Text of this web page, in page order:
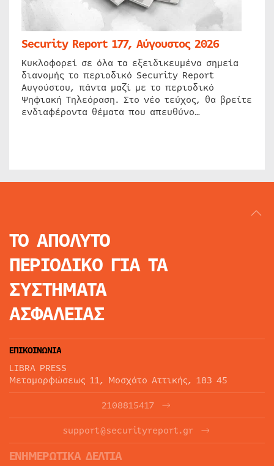
Security Report 177, Αύγουστος 2026
Κυκλοφορεί σε όλα τα εξειδικευμένα σημεία
διανομής το περιοδικό Security Report
Αυγούστου, πάντα μαζί με το περιοδικό
Ψηφιακή Τηλεόραση. Στο νέο τεύχος, θα βρείτε
ενδιαφέροντα θέματα που απευθύνο…
ΤΟ ΑΠΟΛΥΤΟ
ΠΕΡΙΟΔΙΚΟ ΓΙΑ ΤΑ
ΣΥΣΤΗΜΑΤΑ
ΑΣΦΑΛΕΙΑΣ
ΕΠΙΚΟΙΝΩΝΙΑ
LIBRA PRESS
Μεταμορφώσεως 11, Μοσχάτο Αττικής, 183 45
2108815417
support@securityreport.gr
ΕΝΗΜΕΡΩΤΙΚΑ ΔΕΛΤΙΑ